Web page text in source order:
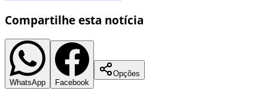
Compartilhe esta notícia
WhatsApp Facebook
Opções